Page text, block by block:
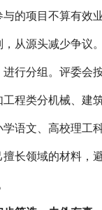
的项目不算有效
从源头减少争议。
行分组。评委会
程类分机械、建
学语文、高校理工
长领域的材料，